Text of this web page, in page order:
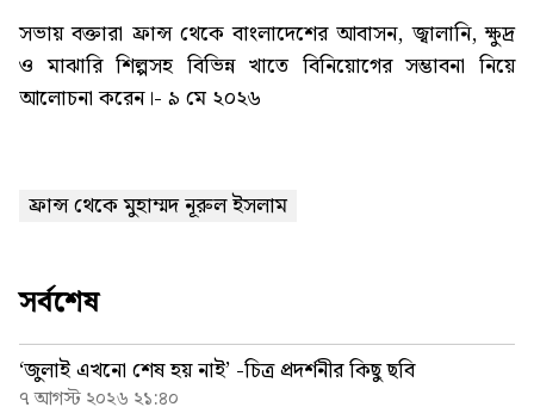
সভায় বক্তারা ফ্রান্স থেকে বাংলাদেশের আবাসন, জ্বালানি, ক্ষুদ্র
ও মাঝারি শিল্পসহ বিভিন্ন খাতে বিনিয়োগের সম্ভাবনা নিয়ে
আলোচনা করেন।- ৯ মে ২০২৬
ফ্রান্স থেকে মুহাম্মদ নূরুল ইসলাম
সর্বশেষ
‘জুলাই এখনো শেষ হয় নাই’ -চিত্র প্রদর্শনীর কিছু ছবি
৭ আগস্ট ২০২৬ ২১:৪০